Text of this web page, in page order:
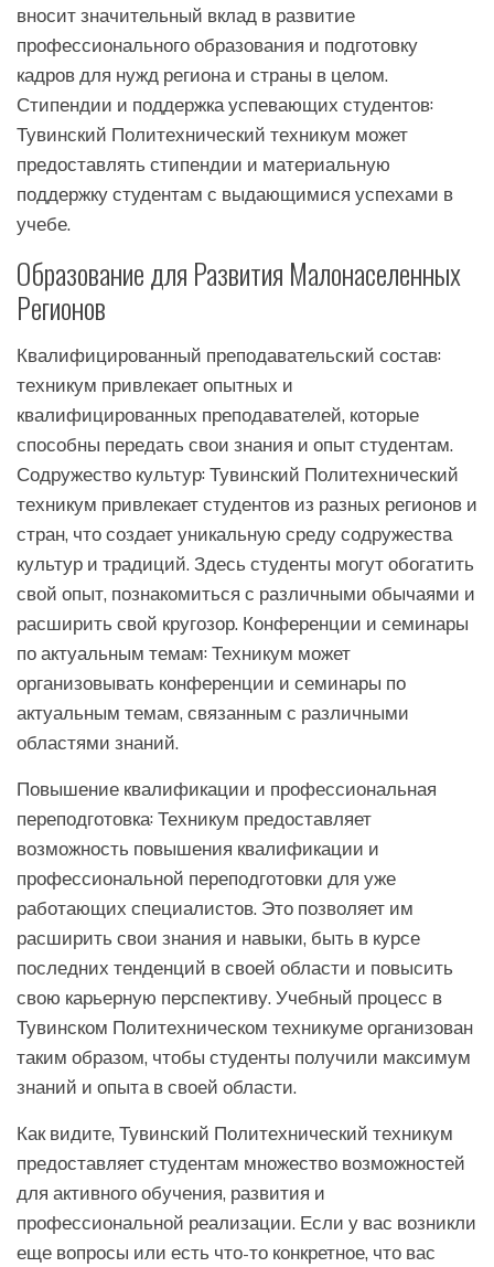
вносит значительный вклад в развитие
профессионального образования и подготовку
кадров для нужд региона и страны в целом.
Стипендии и поддержка успевающих студентов:
Тувинский Политехнический техникум может
предоставлять стипендии и материальную
поддержку студентам с выдающимися успехами в
учебе.
Образование для Развития Малонаселенных
Регионов
Квалифицированный преподавательский состав:
техникум привлекает опытных и
квалифицированных преподавателей, которые
способны передать свои знания и опыт студентам.
Содружество культур: Тувинский Политехнический
техникум привлекает студентов из разных регионов и
стран, что создает уникальную среду содружества
культур и традиций. Здесь студенты могут обогатить
свой опыт, познакомиться с различными обычаями и
расширить свой кругозор. Конференции и семинары
по актуальным темам: Техникум может
организовывать конференции и семинары по
актуальным темам, связанным с различными
областями знаний.
Повышение квалификации и профессиональная
переподготовка: Техникум предоставляет
возможность повышения квалификации и
профессиональной переподготовки для уже
работающих специалистов. Это позволяет им
расширить свои знания и навыки, быть в курсе
последних тенденций в своей области и повысить
свою карьерную перспективу. Учебный процесс в
Тувинском Политехническом техникуме организован
таким образом, чтобы студенты получили максимум
знаний и опыта в своей области.
Как видите, Тувинский Политехнический техникум
предоставляет студентам множество возможностей
для активного обучения, развития и
профессиональной реализации. Если у вас возникли
еще вопросы или есть что-то конкретное, что вас